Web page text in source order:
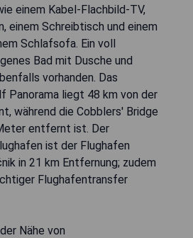
einem Kabel-Flachbild-TV,
einem Schreibtisch und einem
Schlafsofa. Ein voll
Bad mit Dusche und
vorhanden. Das
Panorama liegt 48 km von der
während die Cobblers' Bridge
entfernt ist. Der
ist der Flughafen
in 21 km Entfernung; zudem
Flughafentransfer
Nähe von